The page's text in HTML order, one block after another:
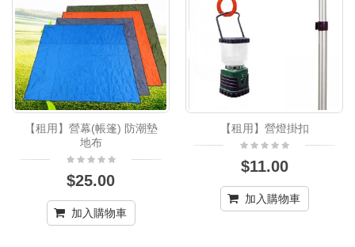
【租用】營幕(帳篷) 防潮墊
地布
$25.00
加入購物車
【租用】營燈掛扣
$11.00
加入購物車